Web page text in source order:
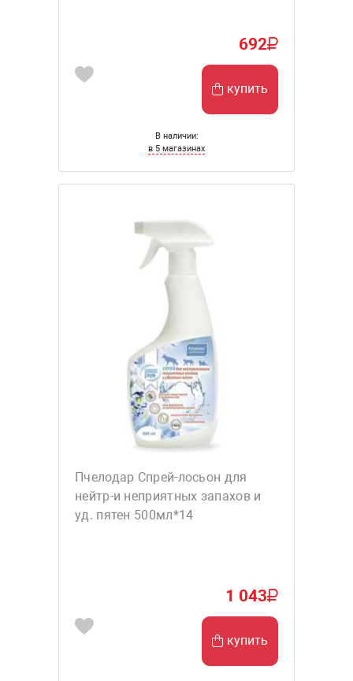
692
купить
В наличии:
в 5 магазинах
Пчелодар Спрей-лосьон для
нейтр-и неприятных запахов и
уд. пятен 500мл*14
1 043
купить